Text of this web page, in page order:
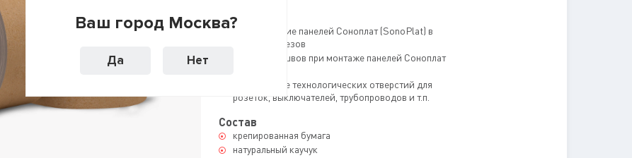
Ваш город Москва?
Да Нет
Назначение
Проклеивание панелей Соноплат (SonoPlat) в
местах разрезов
Проклейка швов при монтаже панелей Соноплат
Заклеивание технологических отверстий для
розеток, выключателей, трубопроводов и т.п.
Состав
крепированная бумага
натуральный каучук